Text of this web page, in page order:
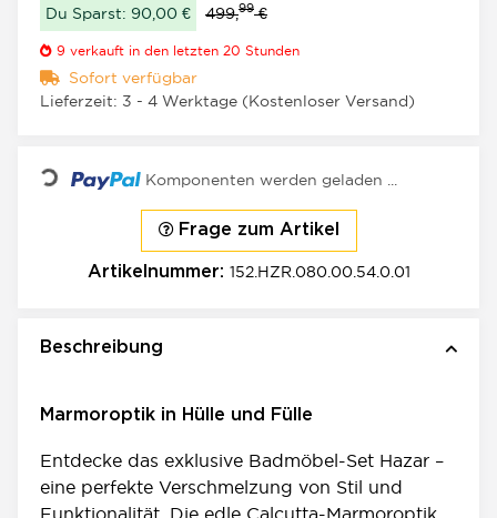
Du Sparst: 90,00 € 499,99€
9 verkauft in den letzten 20 Stunden
Sofort verfügbar
Lieferzeit: 3 - 4 Werktage (Kostenloser Versand)
Loading... Komponenten werden geladen ...
Frage zum Artikel
Artikelnummer: 152.HZR.080.00.54.0.01
Beschreibung
Marmoroptik in Hülle und Fülle
Entdecke das exklusive Badmöbel-Set Hazar –
eine perfekte Verschmelzung von Stil und
Funktionalität. Die edle Calcutta-Marmoroptik